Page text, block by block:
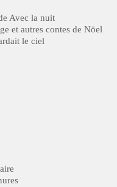
Avec la nuit
et autres contes de Nöel
le ciel